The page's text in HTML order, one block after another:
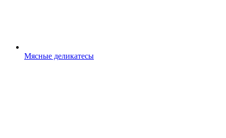
Мясные деликатесы